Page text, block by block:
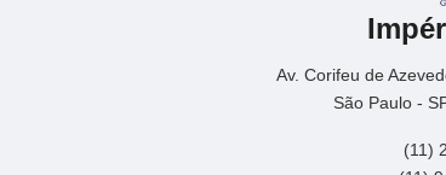
Av. Corifeu de
São Paulo -
(11)